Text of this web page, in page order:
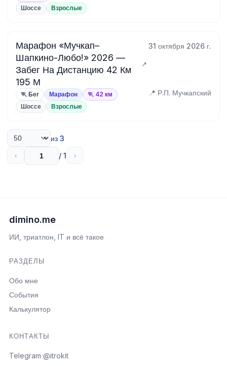
Шоссе Взрослые
Марафон «Мучкап–
Шапкино-Любо!» 2026 —
Забег На Дистанцию 42 Км
195 М
31 октября 2026 г.
🏃 Бег Марафон 🏃 42 км 📍 Р.П. Мучкапский
Шоссе Взрослые
из 3
‹ / 1 ›
dimino.me
ИИ, триатлон, IT и всё такое
РАЗДЕЛЫ
Обо мне
События
Калькулятор
КОНТАКТЫ
Telegram @itrokit